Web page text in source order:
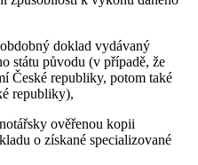
doklad vydávaný
státu původu (v případě, že
České republiky, potom také
republiky),
ověřenou kopii
o získané specializované